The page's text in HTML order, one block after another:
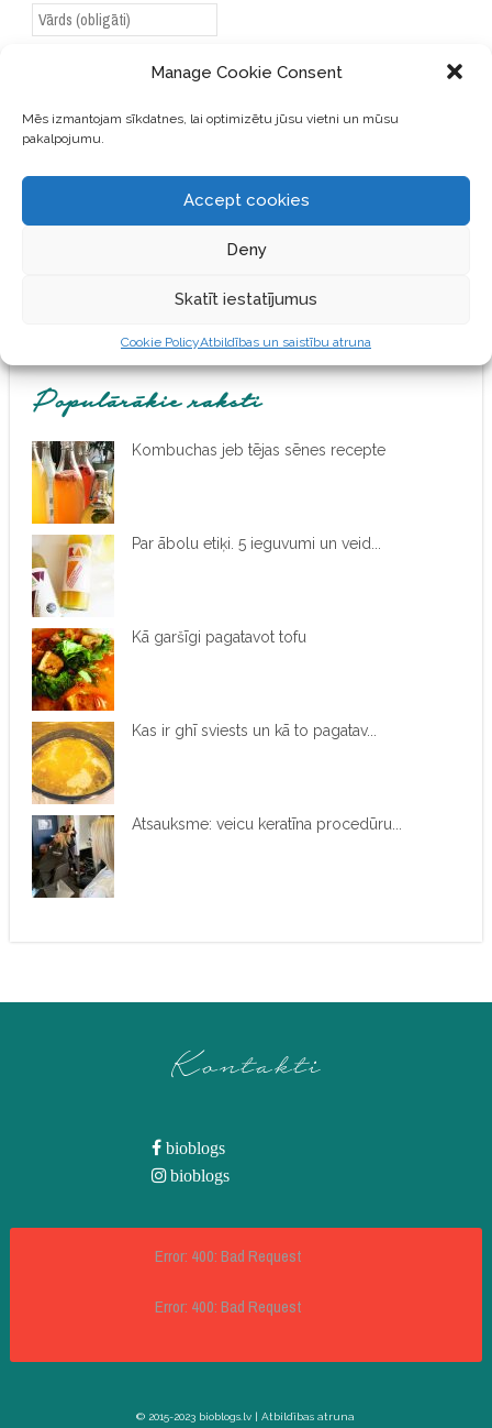
Manage Cookie Consent
Mēs izmantojam sīkdatnes, lai optimizētu jūsu vietni un mūsu
pakalpojumu.
Accept cookies
Deny
Skatīt iestatījumus
Cookie PolicyAtbildības un saistību atruna
SAGLABĀJIET MANU VĀRDU,
ŠAJĀ PĀRLŪKPROGRAMMĀ
VĒLĒŠOS PIEVIENOT
Populārākie raksti
Kombuchas jeb tējas sēnes recepte
Par ābolu etiķi. 5 ieguvumi un veid...
Kā garšīgi pagatavot tofu
Kas ir ghī sviests un kā to pagatav...
Atsauksme: veicu keratīna procedūru...
Kontakti
bioblogs
bioblogs
Error: 400: Bad Request
Error: 400: Bad Request
© 2015-2023 bioblogs.lv |Atbildības atruna